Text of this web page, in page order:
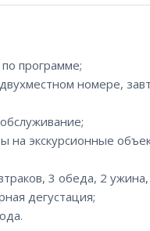
программе;
номере,
на экскурсионные
3 обеда, 2
дегустация;